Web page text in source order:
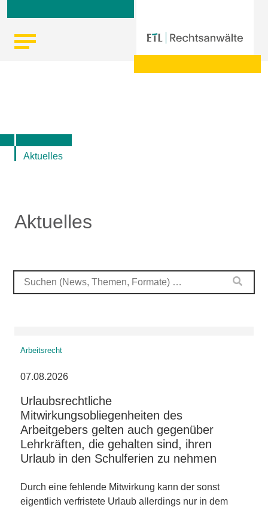
Skip
content
Aktuelles
Aktuelles
Arbeitsrecht
07.08.2026
Urlaubsrechtliche
Mitwirkungsobliegenheiten des
Arbeitgebers gelten auch gegenüber
Lehrkräften, die gehalten sind, ihren
Urlaub in den Schulferien zu nehmen
Durch eine fehlende Mitwirkung kann der sonst
eigentlich verfristete Urlaub allerdings nur in dem